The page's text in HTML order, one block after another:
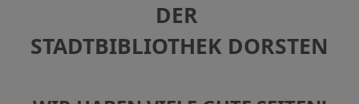
DER
STADTBIBLIOTHEK DORSTEN